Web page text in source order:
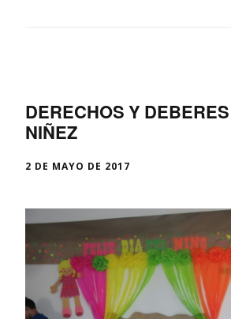
DERECHOS Y
NIÑEZ
2 DE MAYO DE 2017